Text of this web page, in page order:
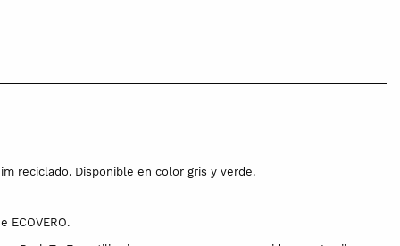
reciclado. Disponible en color gris y verde.